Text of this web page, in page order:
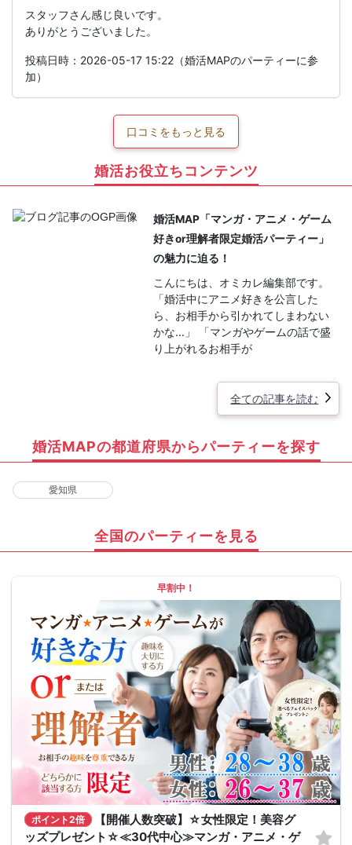
スタッフさん感じ良いです。
ありがとうございました。
投稿日時：2026-05-17 15:22（婚活MAPのパーティーに参
加）
口コミをもっと見る
婚活お役立ちコンテンツ
婚活MAP「マンガ・アニメ・ゲーム
好きor理解者限定婚活パーティー」
の魅力に迫る！
こんにちは、オミカレ編集部です。
「婚活中にアニメ好きを公言した
ら、お相手から引かれてしまわない
かな…」 「マンガやゲームの話で盛
り上がれるお相手が
全ての記事を読む
婚活MAPの都道府県からパーティーを探す
愛知県
全国のパーティーを見る
早割中！
ポイント2倍
【開催人数突破】☆女性限定！美容グ
ッズプレゼント☆≪30代中心≫マンガ・アニメ・ゲ